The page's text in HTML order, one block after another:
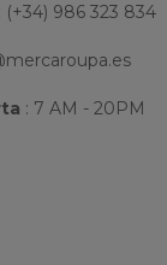
: (+34) 986 323 834
: 7 AM - 20PM